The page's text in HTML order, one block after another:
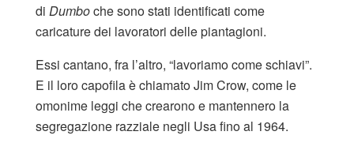
di Dumboche sono stati identificati come
caricature dei lavoratori delle piantagioni.
Essi cantano, fra l’altro, “lavoriamo come schiavi”.
E il loro capofila è chiamato Jim Crow, come le
omonime leggi che crearono e mantennero la
segregazione razziale negli Usa fino al 1964.